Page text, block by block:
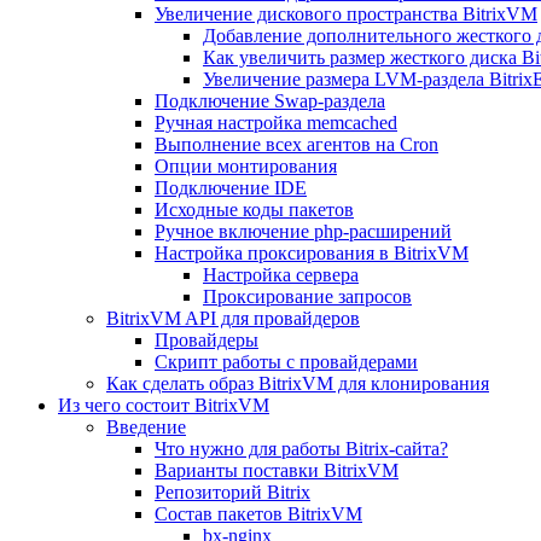
Увеличение дискового пространства BitrixVM
Добавление дополнительного
Как увеличить размер жесткого диска
Увеличение размера LVM-раздела
Подключение Swap-раздела
Ручная настройка memcached
Выполнение всех агентов на Cron
Опции монтирования
Подключение IDE
Исходные коды пакетов
Ручное включение php-расширений
Настройка проксирования в BitrixVM
Настройка сервера
Проксирование запросов
BitrixVM API для провайдеров
Провайдеры
Скрипт работы с провайдерами
Как сделать образ BitrixVM для клонирования
Из чего состоит BitrixVM
Введение
Что нужно для работы Bitrix-сайта?
Варианты поставки BitrixVM
Репозиторий Bitrix
Состав пакетов BitrixVM
bx-nginx